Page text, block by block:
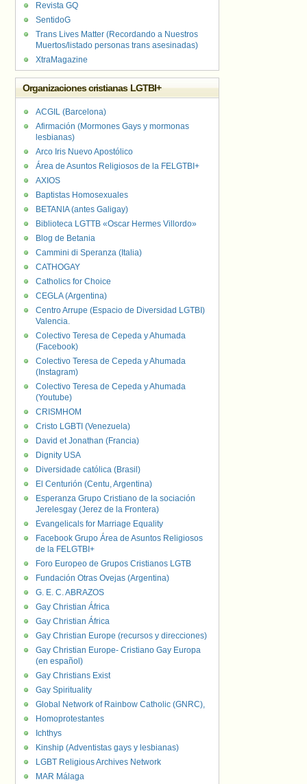
Revista GQ
SentidoG
Trans Lives Matter (Recordando a Nuestros
Muertos/listado personas trans asesinadas)
XtraMagazine
Organizaciones cristianas LGTBI+
ACGIL (Barcelona)
Afirmación (Mormones Gays y mormonas
lesbianas)
Arco Iris Nuevo Apostólico
Área de Asuntos Religiosos de la FELGTBI+
AXIOS
Baptistas Homosexuales
BETANIA (antes Galigay)
Biblioteca LGTTB «Oscar Hermes Villordo»
Blog de Betania
Cammini di Speranza (Italia)
CATHOGAY
Catholics for Choice
CEGLA (Argentina)
Centro Arrupe (Espacio de Diversidad LGTBI)
Valencia.
Colectivo Teresa de Cepeda y Ahumada
(Facebook)
Colectivo Teresa de Cepeda y Ahumada
(Instagram)
Colectivo Teresa de Cepeda y Ahumada
(Youtube)
CRISMHOM
Cristo LGBTI (Venezuela)
David et Jonathan (Francia)
Dignity USA
Diversidade católica (Brasil)
El Centurión (Centu, Argentina)
Esperanza Grupo Cristiano de la sociación
Jerelesgay (Jerez de la Frontera)
Evangelicals for Marriage Equality
Facebook Grupo Área de Asuntos Religiosos
de la FELGTBI+
Foro Europeo de Grupos Cristianos LGTB
Fundación Otras Ovejas (Argentina)
G. E. C. ABRAZOS
Gay Christian África
Gay Christian África
Gay Christian Europe (recursos y direcciones)
Gay Christian Europe- Cristiano Gay Europa
(en español)
Gay Christians Exist
Gay Spirituality
Global Network of Rainbow Catholic (GNRC),
Homoprotestantes
Ichthys
Kinship (Adventistas gays y lesbianas)
LGBT Religious Archives Network
MAR Málaga